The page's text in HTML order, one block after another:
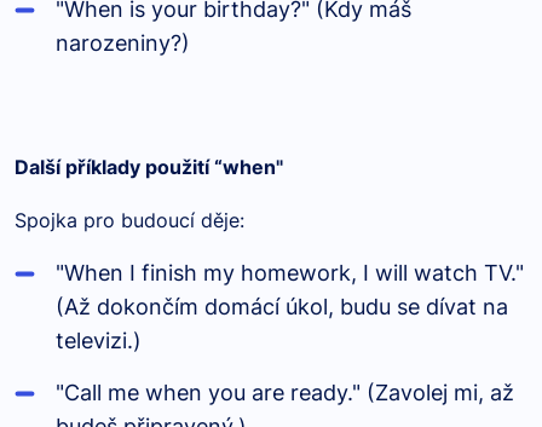
"When is your birthday?" (Kdy máš
narozeniny?)
Další příklady použití “when"
Spojka pro budoucí děje:
"When I finish my homework, I will watch TV."
(Až dokončím domácí úkol, budu se dívat na
televizi.)
"Call me when you are ready." (Zavolej mi, až